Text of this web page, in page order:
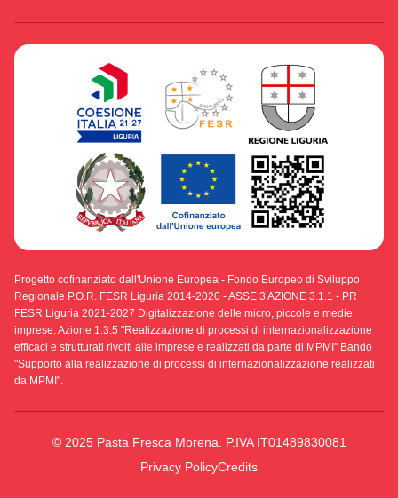
Progetto cofinanziato dall'Unione Europea - Fondo Europeo di Sviluppo
Regionale P.O.R. FESR Liguria 2014-2020 - ASSE 3 AZIONE 3.1.1 - PR
FESR Liguria 2021-2027 Digitalizzazione delle micro, piccole e medie
imprese. Azione 1.3.5 "Realizzazione di processi di internazionalizzazione
efficaci e strutturati rivolti alle imprese e realizzati da parte di MPMI" Bando
"Supporto alla realizzazione di processi di internazionalizzazione realizzati
da MPMI".
© 2025 Pasta Fresca Morena. P.IVA IT01489830081
Privacy PolicyCredits